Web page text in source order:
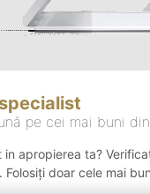
pe cei mai buni
in apropierea ta?
doar cele mai